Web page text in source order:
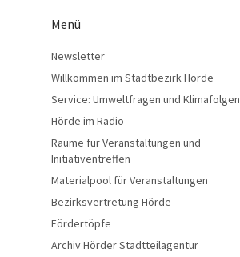
Menü
Newsletter
Willkommen im Stadtbezirk Hörde
Service: Umweltfragen und Klimafolgen
Hörde im Radio
Räume für Veranstaltungen und
Initiativentreffen
Materialpool für Veranstaltungen
Bezirksvertretung Hörde
Fördertöpfe
Archiv Hörder Stadtteilagentur